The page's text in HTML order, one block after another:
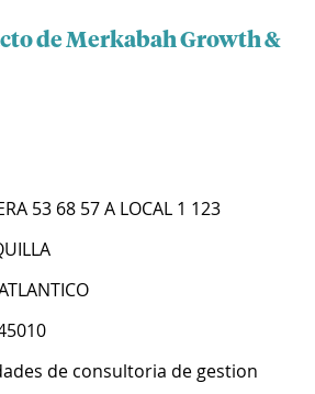
de Merkabah Growth &
53 68 57 A LOCAL 1 123
de consultoria de gestion